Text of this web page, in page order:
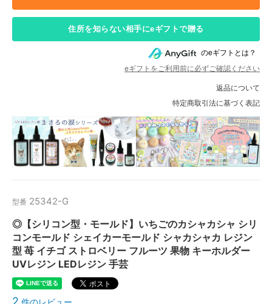
住所を知らない相手にeギフトで贈る
のeギフトとは？
eギフトをご利用前に必ずご確認ください
返品について
特定商取引法に基づく表記
型番 25342-G
◎【シリコン型・モールド】いちごのカシャカシャ シリ
コンモールド シェイカーモールド シャカシャカ レジン
型 苺 イチゴ ストロベリー フルーツ 果物 キーホルダー
UVレジン LEDレジン 手芸
2 件のレビュー